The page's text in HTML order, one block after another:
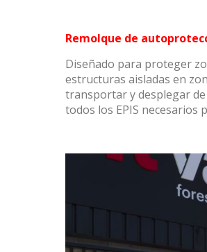
Remolque de
Diseñado para proteger
estructuras aisladas en
transportar y desplegar
todos los EPIS necesarios